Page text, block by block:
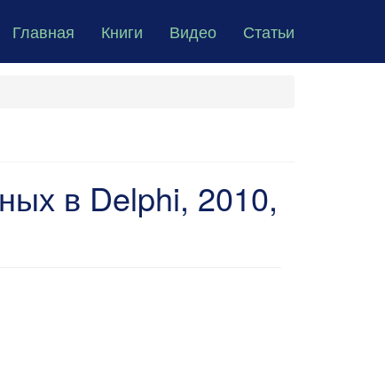
Главная Книги Видео Статьи
в Delphi, 2010,